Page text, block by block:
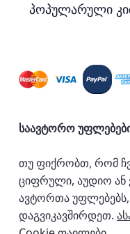
პოპულარული
საავტორო
თუ ფიქრობთ, რომ
ციფრული, აუდიო ან
ავტორთა
დაგვიკავშირდეთ.